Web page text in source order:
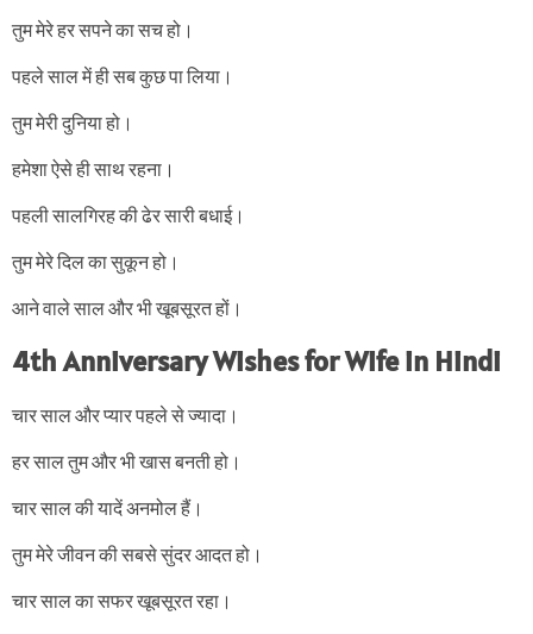
तुम मेरे हर सपने का सच हो।
पहले साल में ही सब कुछ पा लिया।
तुम मेरी दुनिया हो।
हमेशा ऐसे ही साथ रहना।
पहली सालगिरह की ढेर सारी बधाई।
तुम मेरे दिल का सुकून हो।
आने वाले साल और भी खूबसूरत हों।
4th Anniversary Wishes for Wife in Hindi
चार साल और प्यार पहले से ज्यादा।
हर साल तुम और भी खास बनती हो।
चार साल की यादें अनमोल हैं।
तुम मेरे जीवन की सबसे सुंदर आदत हो।
चार साल का सफर खूबसूरत रहा।